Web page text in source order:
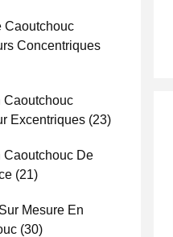
Caoutchouc
Concentriques
Caoutchouc
Excentriques (23)
Caoutchouc De
(21)
Mesure En
(30)